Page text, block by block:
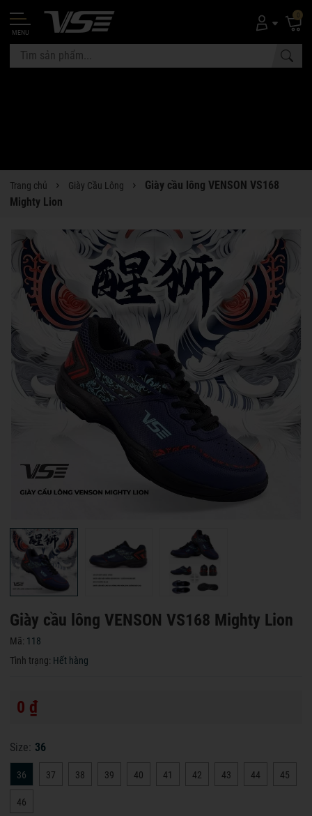
MENU
0
Trang chủ Giày Cầu Lông
Giày cầu lông VENSON VS168
Mighty Lion
Giày cầu lông VENSON VS168 Mighty Lion
Mã: 118
Tình trạng: Hết hàng
0 ₫
Size: 36
36 37 38 39 40 41 42 43 44 45
46